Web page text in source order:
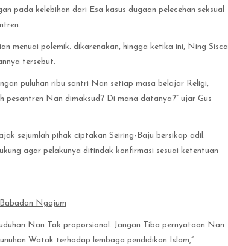
pada kelebihan dari Esa kasus dugaan pelecehan seksual
menuai polemik. dikarenakan, hingga ketika ini, Ning Sisca
tersebut.
puluhan ribu santri Nan setiap masa belajar Religi,
pesantren Nan dimaksud? Di mana datanya?” ujar Gus
sejumlah pihak ciptakan Seiring-Baju bersikap adil.
agar pelakunya ditindak konfirmasi sesuai ketentuan
Ngajum
Nan Tak proporsional. Jangan Tiba pernyataan Nan
Watak terhadap lembaga pendidikan Islam,”